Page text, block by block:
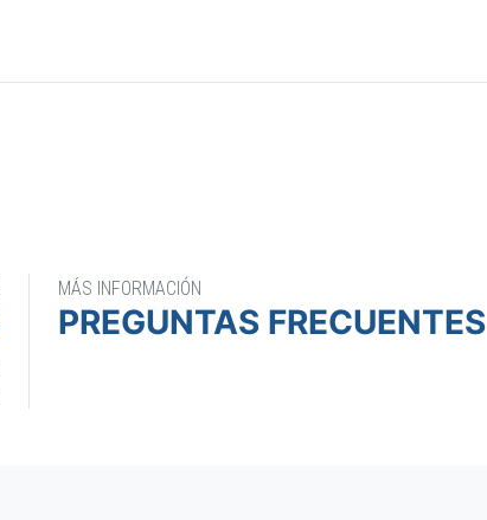
MÁS INFORMACIÓN
PREGUNTAS FRECUENTES